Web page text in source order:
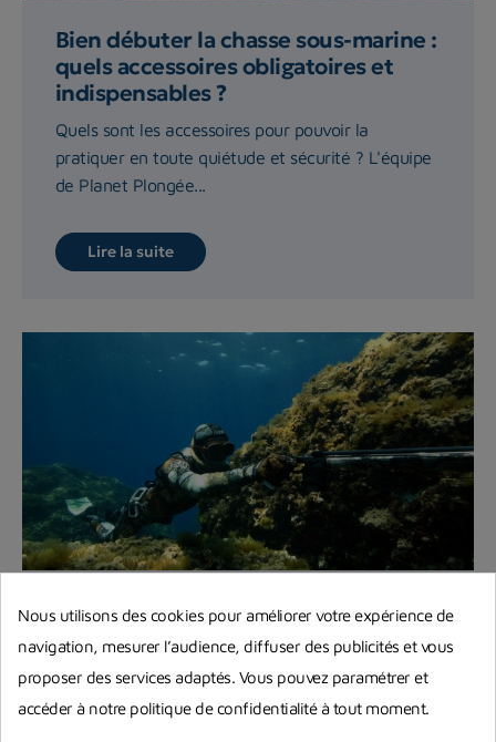
Bien débuter la chasse sous-marine :
quels accessoires obligatoires et
indispensables ?
Quels sont les accessoires pour pouvoir la
pratiquer en toute quiétude et sécurité ? L'équipe
de Planet Plongée...
Lire la suite
Monter soi-même un fusil de chasse
à tête ouverte
Vous souhaitez apprendre à monter vous-même
votre fusil harpon à tête ouverte ? On vous
Nous utilisons des cookies pour améliorer votre expérience de
navigation, mesurer l’audience, diffuser des publicités et vous
proposer des services adaptés. Vous pouvez paramétrer et
accéder à notre politique de confidentialité à tout moment.